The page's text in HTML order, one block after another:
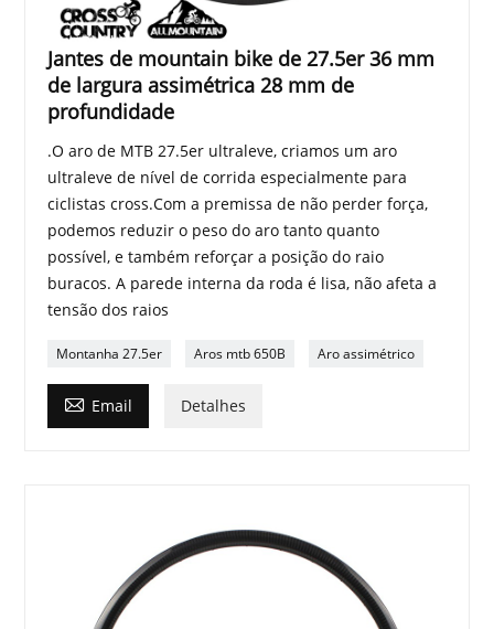
Jantes de mountain bike de 27.5er 36 mm
de largura assimétrica 28 mm de
profundidade
.O aro de MTB 27.5er ultraleve, criamos um aro
ultraleve de nível de corrida especialmente para
ciclistas cross.Com a premissa de não perder força,
podemos reduzir o peso do aro tanto quanto
possível, e também reforçar a posição do raio
buracos. A parede interna da roda é lisa, não afeta a
tensão dos raios
Montanha 27.5er Aros mtb 650B Aro assimétrico
 Email Detalhes